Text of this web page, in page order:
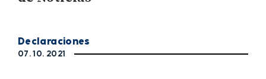
Declaraciones
07. 10. 2021